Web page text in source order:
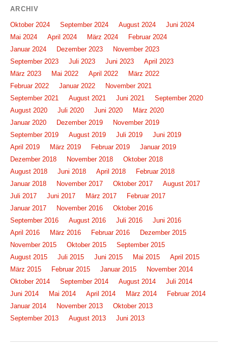
ARCHIV
Oktober 2024 September 2024 August 2024
Juni 2024
Mai 2024
April 2024 März 2024
Februar 2024
Januar 2024
Dezember 2023
November 2023
September 2023
Juli 2023 Juni 2023
April 2023
März 2023
Mai 2022 April 2022
März 2022
Februar 2022
Januar 2022
November 2021
September 2021
August 2021 Juni 2021
September 2020
August 2020
Juli 2020 Juni 2020
März 2020
Januar 2020
Dezember 2019
November 2019
September 2019
August 2019 Juli 2019
Juni 2019
April 2019
März 2019 Februar 2019
Januar 2019
Dezember 2018
November 2018
Oktober 2018
August 2018
Juni 2018 April 2018
Februar 2018
Januar 2018
November 2017 Oktober 2017
August 2017
Juli 2017
Juni 2017 März 2017
Februar 2017
Januar 2017
November 2016
Oktober 2016
September 2016
August 2016 Juli 2016
Juni 2016
April 2016
März 2016 Februar 2016
Dezember 2015
November 2015
Oktober 2015
September 2015
August 2015
Juli 2015 Juni 2015 Mai 2015
April 2015
März 2015
Februar 2015 Januar 2015
November 2014
Oktober 2014
September 2014 August 2014
Juli 2014
Juni 2014
Mai 2014 April 2014 März 2014
Februar 2014
Januar 2014
November 2013
Oktober 2013
September 2013
August 2013 Juni 2013